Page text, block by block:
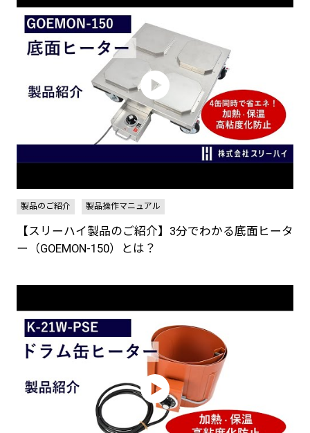
製品のご紹介 製品操作マニュアル
【スリーハイ製品のご紹介】3分でわかる底面ヒータ
ー（GOEMON-150）とは？